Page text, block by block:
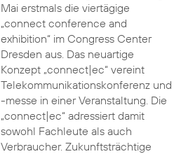
Mai erstmals die viertägige
„connect conference and
exhibition“ im Congress Center
Dresden aus. Das neuartige
Konzept „connect|ec“ vereint
Telekommunikationskonferenz und
-messe in einer Veranstaltung. Die
„connect|ec“ adressiert damit
sowohl Fachleute als auch
Verbraucher. Zukunftsträchtige